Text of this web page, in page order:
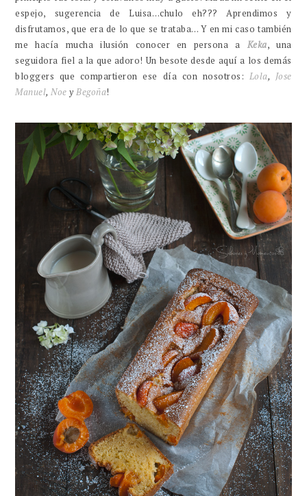
espejo, sugerencia de Luisa…chulo eh??? Aprendimos y
disfrutamos, que era de lo que se trataba… Y en mi caso también
me hacía mucha ilusión conocer en persona a Keka, una
seguidora fiel a la que adoro! Un besote desde aquí a los demás
bloggers que compartieron ese día con nosotros: Lola, Jose
Manuel,Noe yBegoña!